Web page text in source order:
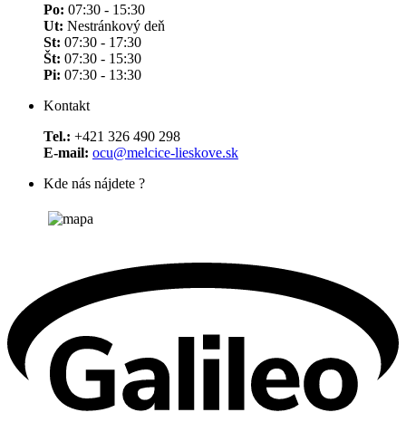
Po: 07:30 - 15:30
Ut: Nestránkový deň
St: 07:30 - 17:30
Št: 07:30 - 15:30
Pi: 07:30 - 13:30
Kontakt
Tel.: +421 326 490 298
E-mail: ocu@melcice-lieskove.sk
Kde nás nájdete ?